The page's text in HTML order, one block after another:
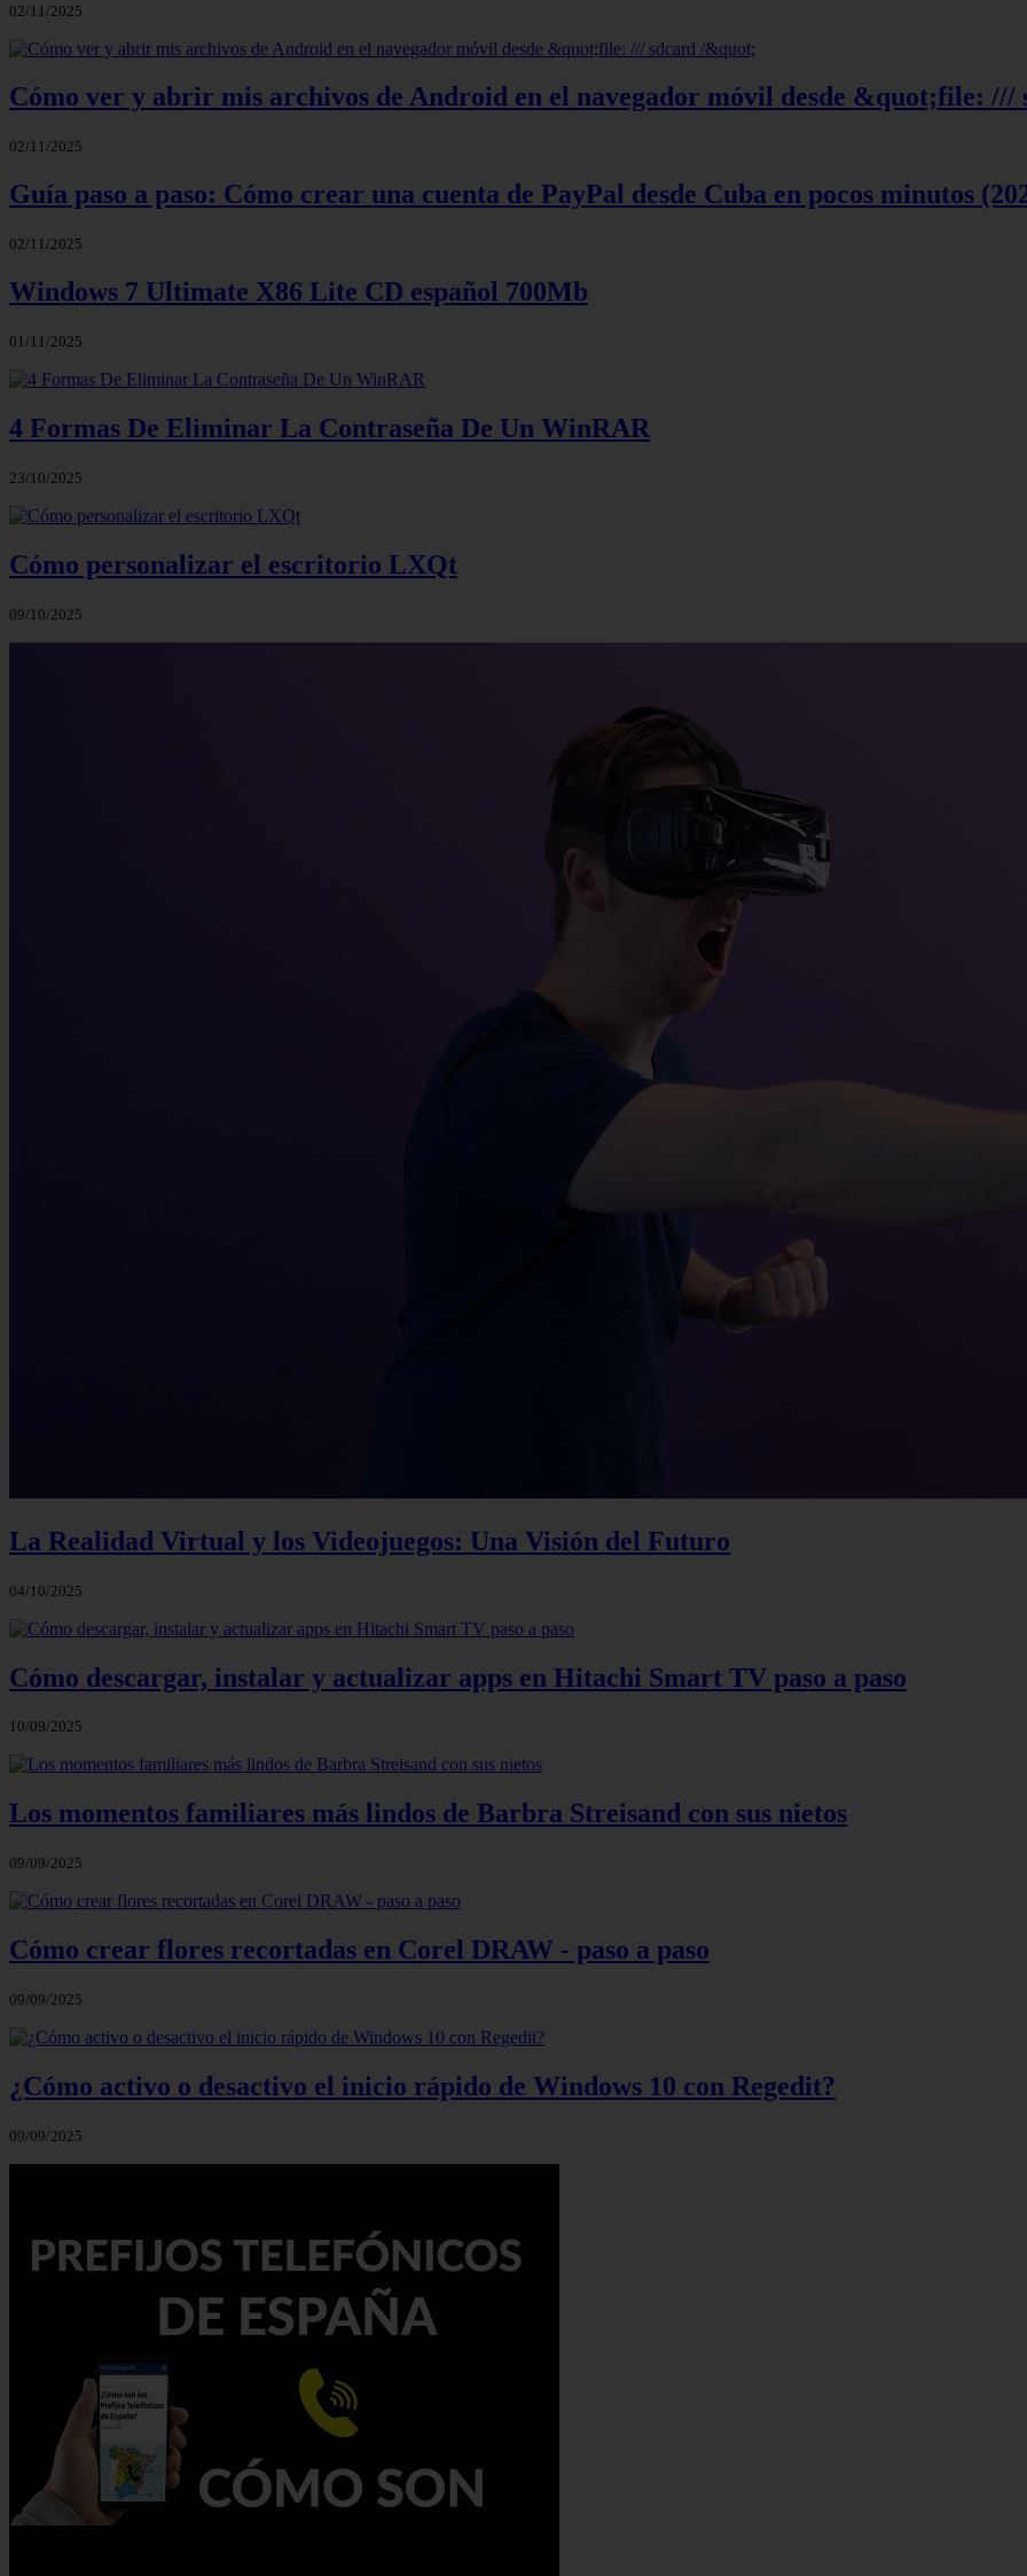
02/11/2025
Cómo ver y abrir mis archivos de Android en el navegador móvil desde &quot;file:
02/11/2025
Guía paso a paso: Cómo crear una cuenta de PayPal desde Cuba en pocos minutos
02/11/2025
Windows 7 Ultimate X86 Lite CD español 700Mb
01/11/2025
4 Formas De Eliminar La Contraseña De Un WinRAR
23/10/2025
Cómo personalizar el escritorio LXQt
09/10/2025
La Realidad Virtual y los Videojuegos: Una Visión del Futuro
04/10/2025
Cómo descargar, instalar y actualizar apps en Hitachi Smart TV paso a paso
10/09/2025
Los momentos familiares más lindos de Barbra Streisand con sus nietos
09/09/2025
Cómo crear flores recortadas en Corel DRAW - paso a paso
09/09/2025
¿Cómo activo o desactivo el inicio rápido de Windows 10 con Regedit?
09/09/2025